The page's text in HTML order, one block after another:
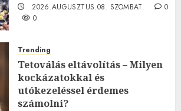
2026.AUGUSZTUS.08. SZOMBAT.
0
0
Trending
Tetoválás eltávolítás – Milyen
kockázatokkal és
utókezeléssel érdemes
számolni?